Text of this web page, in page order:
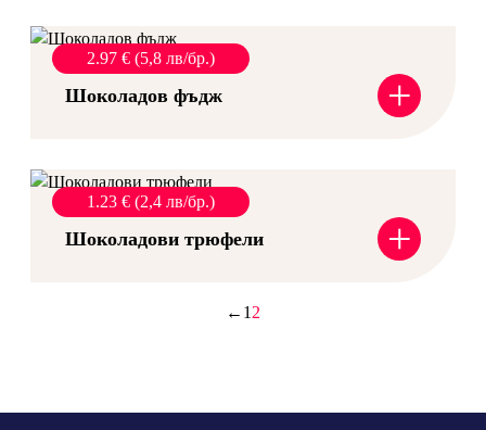
Шоколадов фъдж +
2.97 € (5,8 лв/бр.)
Шоколадови трюфели +
1.23 € (2,4 лв/бр.)
← 1 2